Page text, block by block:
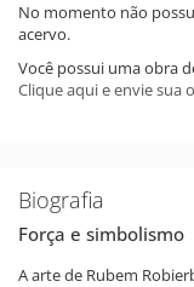
No momento não
acervo.
Você possui uma obra
Clique aqui e envie sua
Biografia
Força e simbolismo
A arte de Rubem